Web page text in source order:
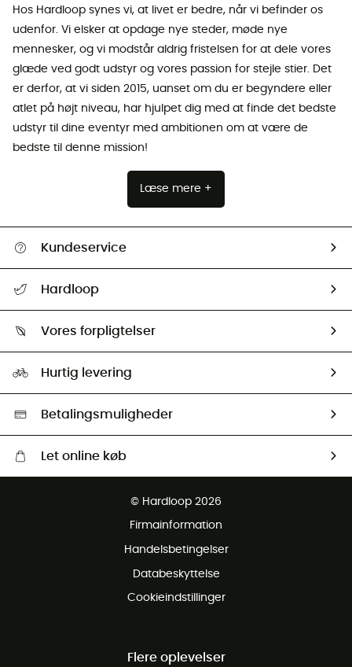
Hos Hardloop synes vi, at livet er bedre, når vi befinder os
udenfor. Vi elsker at opdage nye steder, møde nye
mennesker, og vi modstår aldrig fristelsen for at dele vores
glæde ved godt udstyr og vores passion for stejle stier. Det
er derfor, at vi siden 2015, uanset om du er begyndere eller
atlet på højt niveau, har hjulpet dig med at finde det bedste
udstyr til dine eventyr med ambitionen om at være de
bedste til denne mission!
Læse mere +
Kundeservice
Returnering & Tilbagebetaling
Hardloop
Our ambassadors
Vores forpligtelser
Second hand
HardGreen Udvalg
Hurtig levering
Betalingsmuligheder
Let online køb
Gratis retur inden for 100 dage
© Hardloop 2026
Firmainformation
Handelsbetingelser
Databeskyttelse
Cookieindstillinger
Flere oplevelser